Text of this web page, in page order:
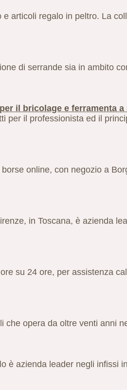
articoli regalo in peltro. La
di serrande sia in ambito
il bricolage e ferramenta a
per il professionista ed il
online, con negozio a
in Toscana, è azienda
su 24 ore, per assistenza
che opera da oltre venti anni
è azienda leader negli infissi